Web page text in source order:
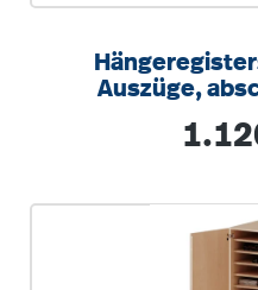
Auszüge,